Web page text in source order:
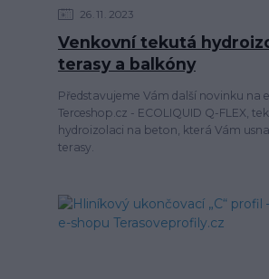
26 11 2023
Venkovní tekutá
terasy a balkóny
Představujeme Vám další novinku na
Terceshop.cz - ECOLIQUID Q-FLEX,
hydroizolaci na beton, která Vám
terasy.